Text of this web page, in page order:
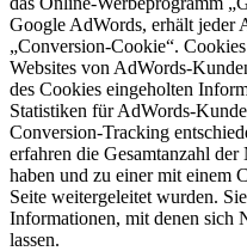
Google AdWords, erhält jeder
„Conversion-Cookie“.
Websites von AdWords-
des Cookies eingeholten
Statistiken für AdWords-
Conversion-Tracking
erfahren die Gesamtanzahl
haben und zu einer mit einem
Seite weitergeleitet wurden.
Informationen, mit denen sich
lassen.